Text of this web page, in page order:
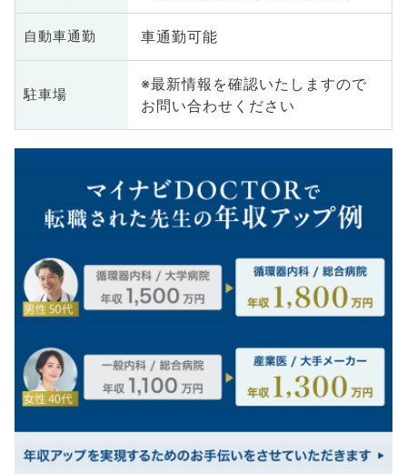
自動車通勤 車通勤可能
駐車場
※最新情報を確認いたしますので
お問い合わせください